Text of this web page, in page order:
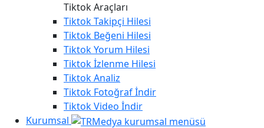
Tiktok Araçları
TiktokTakipçi Hilesi
Tiktok Beğeni Hilesi
TiktokYorum Hilesi
Tiktokİzlenme Hilesi
TiktokAnaliz
Tiktok Fotoğraf İndir
TiktokVideo İndir
Kurumsal